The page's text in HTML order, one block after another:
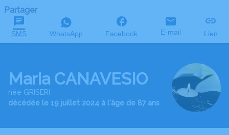
Partager
SMS WhatsApp Facebook E-mail Lien
Maria CANAVESIO
née GRISERI
décédée le 19 juillet 2024 à l'âge de 87 ans